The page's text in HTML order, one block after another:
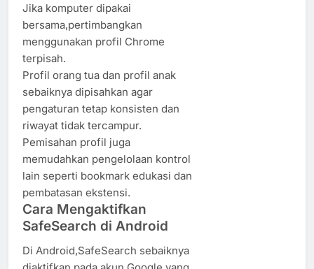
Jika komputer dipakai
bersama,pertimbangkan
menggunakan profil Chrome
terpisah.
Profil orang tua dan profil anak
sebaiknya dipisahkan agar
pengaturan tetap konsisten dan
riwayat tidak tercampur.
Pemisahan profil juga
memudahkan pengelolaan kontrol
lain seperti bookmark edukasi dan
pembatasan ekstensi.
Cara Mengaktifkan
SafeSearch di Android
Di Android,SafeSearch sebaiknya